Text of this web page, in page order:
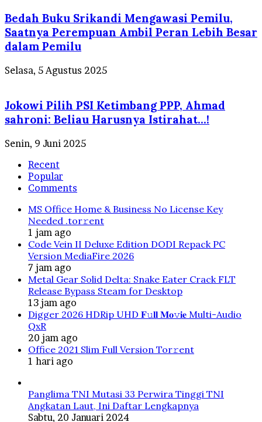
Bedah Buku Srikandi Mengawasi Pemilu,
Saatnya Perempuan Ambil Peran Lebih Besar
dalam Pemilu
Selasa, 5 Agustus 2025
Jokowi Pilih PSI Ketimbang PPP, Ahmad
sahroni: Beliau Harusnya Istirahat…!
Senin, 9 Juni 2025
Recent
Popular
Comments
MS Office Home & Business No License Key
Needed .tоr𝚛еnt
1 jam ago
Code Vein II Deluxe Edition DODI Repack PC
Version MediaFire 2026
7 jam ago
Metal Gear Solid Delta: Snake Eater Crack FLT
Release Bypass Steam for Desktop
13 jam ago
Digger 2026 HDRip UHD 𝐅𝚞𝐥𝐥 𝐌𝐨𝚟𝐢𝐞 Multi-Audio
QxR
20 jam ago
Office 2021 Slim Full Version Tor𝚛ent
1 hari ago
Panglima TNI Mutasi 33 Perwira Tinggi TNI
Angkatan Laut, Ini Daftar Lengkapnya
Sabtu, 20 Januari 2024